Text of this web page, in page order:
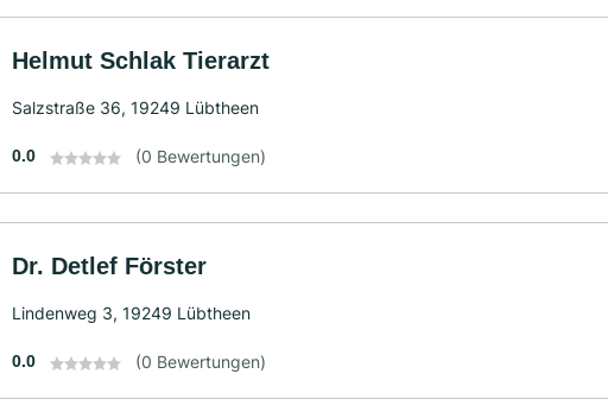
Helmut Schlak Tierarzt
Salzstraße 36, 19249 Lübtheen
0.0 (0 Bewertungen)
Dr. Detlef Förster
Lindenweg 3, 19249 Lübtheen
0.0 (0 Bewertungen)